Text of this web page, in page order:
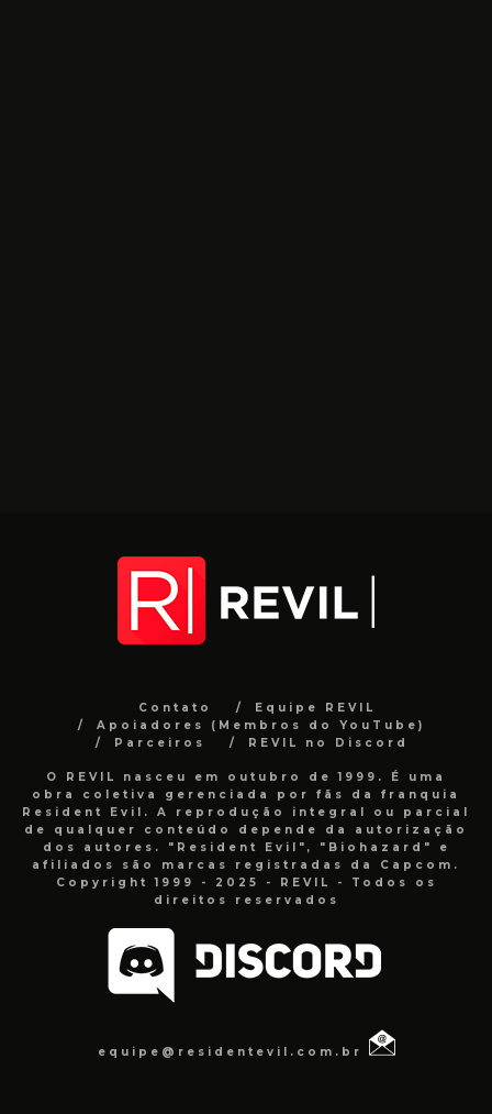
Contato
Equipe REVIL
Apoiadores (Membros do YouTube)
Parceiros
REVIL no Discord
O REVIL nasceu em outubro de 1999. É uma
obra coletiva gerenciada por fãs da franquia
Resident Evil. A reprodução integral ou parcial
de qualquer conteúdo depende da autorização
dos autores. "Resident Evil", "Biohazard" e
afiliados são marcas registradas da Capcom.
Copyright 1999 - 2025 - REVIL - Todos os
direitos reservados
equipe@residentevil.com.br